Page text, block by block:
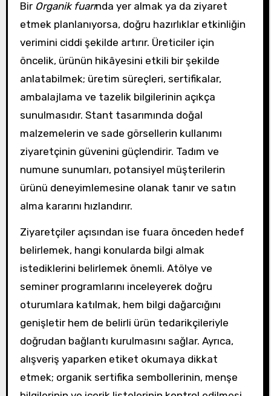
Bir Organik fuarında yer almak ya da ziyaret
etmek planlanıyorsa, doğru hazırlıklar etkinliğin
verimini ciddi şekilde artırır. Üreticiler için
öncelik, ürünün hikâyesini etkili bir şekilde
anlatabilmek; üretim süreçleri, sertifikalar,
ambalajlama ve tazelik bilgilerinin açıkça
sunulmasıdır. Stant tasarımında doğal
malzemelerin ve sade görsellerin kullanımı
ziyaretçinin güvenini güçlendirir. Tadım ve
numune sunumları, potansiyel müşterilerin
ürünü deneyimlemesine olanak tanır ve satın
alma kararını hızlandırır.
Ziyaretçiler açısından ise fuara önceden hedef
belirlemek, hangi konularda bilgi almak
istediklerini belirlemek önemli. Atölye ve
seminer programlarını inceleyerek doğru
oturumlara katılmak, hem bilgi dağarcığını
genişletir hem de belirli ürün tedarikçileriyle
doğrudan bağlantı kurulmasını sağlar. Ayrıca,
alışveriş yaparken etiket okumaya dikkat
etmek; organik sertifika sembollerinin, menşe